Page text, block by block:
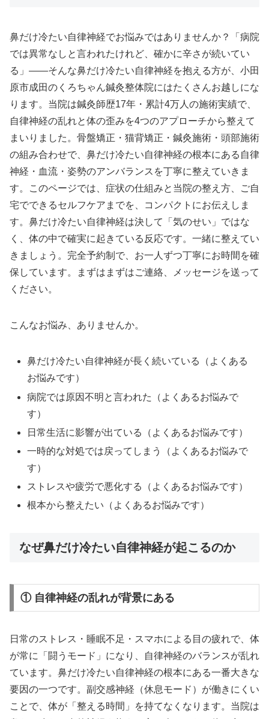
鼻だけ冷たい自律神経でお悩みではありませんか？「病院
では異常なしと言われたけれど、確かに辛さが続いてい
る」——そんな鼻だけ冷たい自律神経を抱える方が、小田
原市成田のくろちゃん鍼灸整体院にはたくさんお越しにな
ります。当院は鍼灸師歴17年・累計4万人の施術実績で、
自律神経の乱れと体の歪みを4つのアプローチから整えて
まいりました。骨盤矯正・猫背矯正・鍼灸施術・頭部施術
の組み合わせで、鼻だけ冷たい自律神経の根本にある自律
神経・血流・姿勢のアンバランスを丁寧に整えていきま
す。このページでは、症状の仕組みと当院の整え方、ご自
宅でできるセルフケアまでを、コンパクトにお伝えしま
す。鼻だけ冷たい自律神経は決して「気のせい」ではな
く、体の中で確実に起きている反応です。一緒に整えてい
きましょう。完全予約制で、お一人ずつ丁寧にお時間を確
保しています。まずはまずはご連絡、メッセージを送って
ください。
こんなお悩み、ありませんか。
鼻だけ冷たい自律神経が長く続いている（よくある
お悩みです）
病院では原因不明と言われた（よくあるお悩みで
す）
日常生活に影響が出ている（よくあるお悩みです）
一時的な対処では戻ってしまう（よくあるお悩みで
す）
ストレスや疲労で悪化する（よくあるお悩みです）
根本から整えたい（よくあるお悩みです）
なぜ鼻だけ冷たい自律神経が起こるのか
① 自律神経の乱れが背景にある
日常のストレス・睡眠不足・スマホによる目の疲れで、体
が常に「闘うモード」になり、自律神経のバランスが乱れ
ています。鼻だけ冷たい自律神経の根本にある一番大きな
要因の一つです。副交感神経（休息モード）が働きにくい
ことで、体が「整える時間」を持てなくなります。当院は